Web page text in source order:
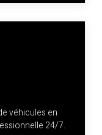
véhicules en
24/7.